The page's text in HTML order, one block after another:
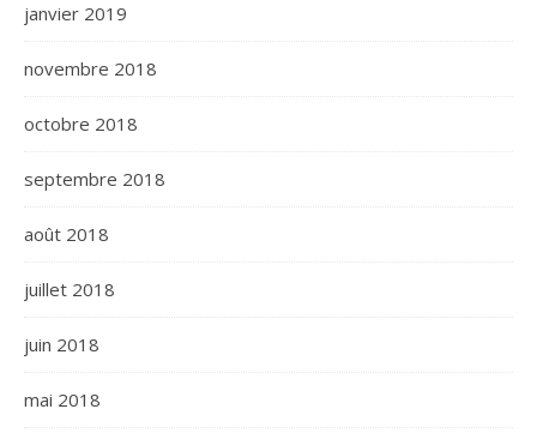
janvier 2019
novembre 2018
octobre 2018
septembre 2018
août 2018
juillet 2018
juin 2018
mai 2018